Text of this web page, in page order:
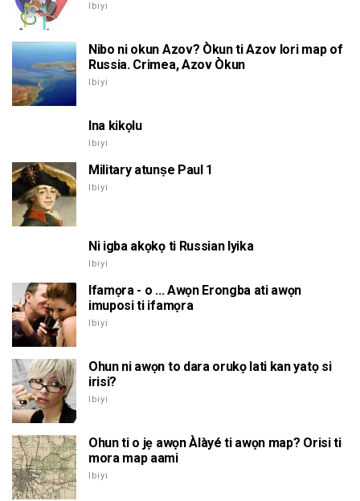
Ibiyi
Nibo ni okun Azov? Òkun ti Azov lori map of
Russia. Crimea, Azov Òkun
Ibiyi
Ina kikọlu
Ibiyi
Military atunṣe Paul 1
Ibiyi
Ni igba akọkọ ti Russian Iyika
Ibiyi
Ifamọra - o ... Awọn Erongba ati awọn
imuposi ti ifamọra
Ibiyi
Ohun ni awọn to dara orukọ lati kan yatọ si
irisi?
Ibiyi
Ohun ti o jẹ awọn Àlàyé ti awọn map? Orisi ti
mora map aami
Ibiyi